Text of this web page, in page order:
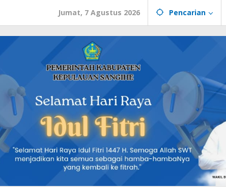
Jumat, 7 Agustus 2026 Pencarian